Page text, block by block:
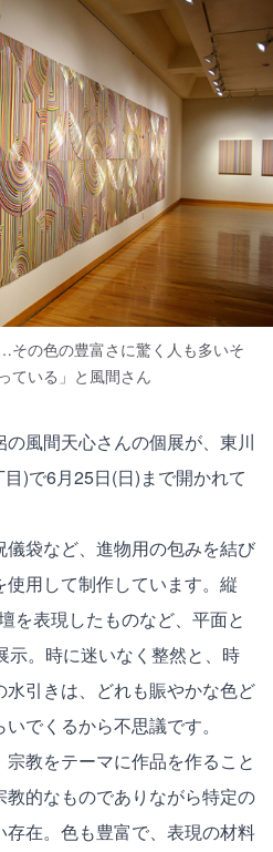
の色の豊富さに驚く人も多いそ
ている」と風間さん
風間天心さんの個展が、東川
)で6月25日(日)まで開かれて
袋など、進物用の包みを結び
用して制作しています。縦
を表現したものなど、平面と
示。時に迷いなく整然と、時
引きは、どれも賑やかな色ど
でくるから不思議です。
教をテーマに作品を作ること
的なものでありながら特定の
在。色も豊富で、表現の材料